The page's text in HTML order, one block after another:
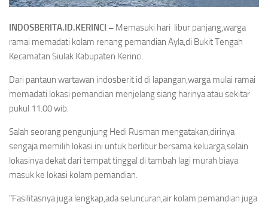
INDOSBERITA.ID.KERINCI – Memasuki hari libur panjang,warga
ramai memadati kolam renang pemandian Ayla,di Bukit Tengah
Kecamatan Siulak Kabupaten Kerinci.
Dari pantaun wartawan indosberit.id di lapangan,warga mulai ramai
memadati lokasi pemandian menjelang siang harinya atau sekitar
pukul 11.00 wib.
Salah seorang pengunjung Hedi Rusman mengatakan,dirinya
sengaja memilih lokasi ini untuk berlibur bersama keluarga,selain
lokasinya dekat dari tempat tinggal di tambah lagi murah biaya
masuk ke lokasi kolam pemandian.
“Fasilitasnya juga lengkap,ada seluncuran,air kolam pemandian juga